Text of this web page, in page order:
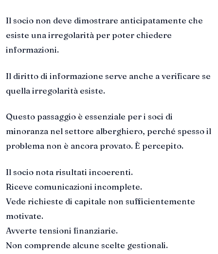
Il socio non deve dimostrare anticipatamente che
esiste una irregolarità per poter chiedere
informazioni.
Il diritto di informazione serve anche a verificare se
quella irregolarità esiste.
Questo passaggio è essenziale per i soci di
minoranza nel settore alberghiero, perché spesso il
problema non è ancora provato. È percepito.
Il socio nota risultati incoerenti.
Riceve comunicazioni incomplete.
Vede richieste di capitale non sufficientemente
motivate.
Avverte tensioni finanziarie.
Non comprende alcune scelte gestionali.